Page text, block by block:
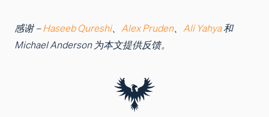
感谢 –Haseeb Qureshi、 Alex Pruden、 Ali Yahya和
Michael Anderson 为本文提供反馈。